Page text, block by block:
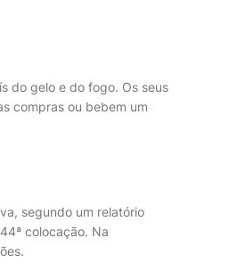
do gelo e do fogo. Os seus
compras ou bebem um
segundo um relatório
colocação. Na